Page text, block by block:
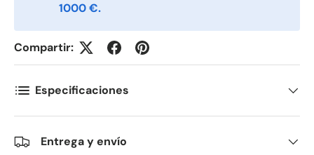
1000 €.
Compartir:
Especificaciones
Entrega y envío